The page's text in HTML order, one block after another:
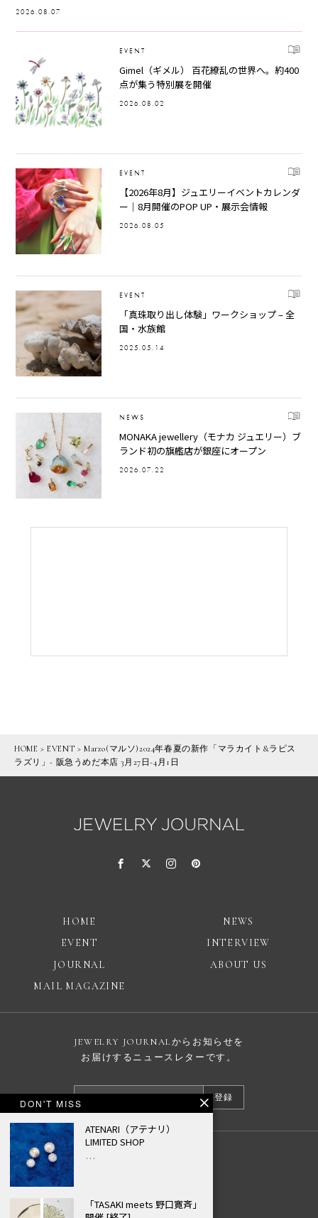
2026.08.07
EVENT
Gimel（ギメル） 百花繚乱の世界へ。約400
点が集う特別展を開催
2026.08.02
EVENT
【2026年8月】ジュエリーイベントカレンダ
ー｜8月開催のPOP UP・展示会情報
2026.08.05
EVENT
「真珠取り出し体験」ワークショップ – 全
国・水族館
2025.05.14
NEWS
MONAKA jewellery（モナカ ジュエリー）ブ
ランド初の旗艦店が銀座にオープン
2026.07.22
HOME >EVENT >Marzo(マルソ)2024年春夏の新作「マラカイト&ラピス
ラズリ」- 阪急うめだ本店 3月27日-4月1日
HOME
NEWS
EVENT
INTERVIEW
JOURNAL
ABOUT US
MAIL MAGAZINE
JEWELRY JOURNALからお知らせを
お届けするニュースレターです。
登録
© JEWELRY JOURNAL
DON'T MISS
ATENARI（アテナリ）
LIMITED SHOP
…
「TASAKI meets 野口寛斉」